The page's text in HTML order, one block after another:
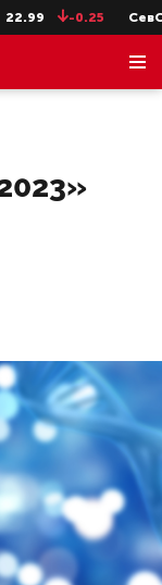
-0.25 СевСт-ао